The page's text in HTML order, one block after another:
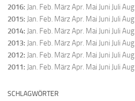
2016: Jan. Feb. MärzApr. Mai Juni Juli Aug.
2015: Jan. Feb. MärzApr. Mai Juni Juli Aug.
2014: Jan. Feb. MärzApr. Mai Juni Juli Aug.
2013: Jan. Feb. MärzApr. Mai Juni Juli Aug.
2012: Jan. Feb. MärzApr. Mai Juni Juli Aug.
2011: Jan. Feb. MärzApr. Mai Juni Juli Aug.
SCHLAGWÖRTER